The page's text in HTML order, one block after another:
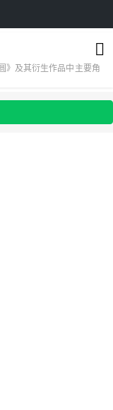
》及其衍生作品中主要角
刚一出场就无意识地拉鹿
她想要战友来和自己共同